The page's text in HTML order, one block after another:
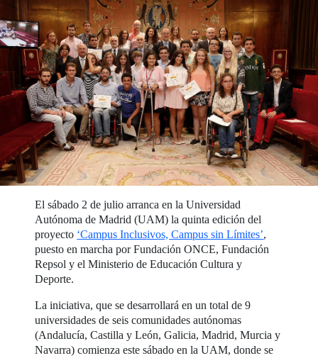
El sábado 2 de julio arranca en la Universidad
Autónoma de Madrid (UAM) la quinta edición del
proyecto ‘Campus Inclusivos, Campus sin Límites’,
puesto en marcha por Fundación ONCE, Fundación
Repsol y el Ministerio de Educación Cultura y
Deporte.
La iniciativa, que se desarrollará en un total de 9
universidades de seis comunidades autónomas
(Andalucía, Castilla y León, Galicia, Madrid, Murcia y
Navarra) comienza este sábado en la UAM, donde se